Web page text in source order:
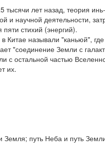
лет назад, теория
и научной деятельности,
стихий (энергий).
называли "каньюй", где
"соединение Земли с
с остальной частью
их.
путь Неба и путь